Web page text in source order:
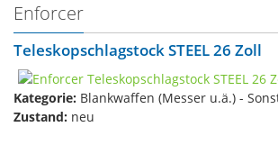
Enforcer
Teleskopschlagstock STEEL 26 Zoll
Kategorie: Blankwaffen (Messer u.ä.) -
Zustand: neu